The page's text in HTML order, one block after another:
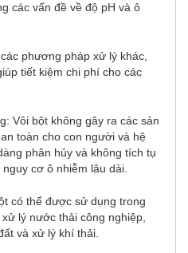
các vấn đề về độ pH và ô
phương pháp xử lý khác,
tiết kiệm chi phí cho các
Vôi bột không gây ra các sản
toàn cho con người và hệ
phân hủy và không tích tụ
cơ ô nhiễm lâu dài.
có thể được sử dụng trong
lý nước thải công nghiệp,
và xử lý khí thải.